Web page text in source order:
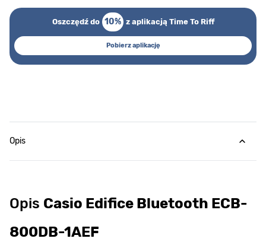
Oszczędź do 10% z aplikacją Time To Riff
Pobierz aplikację
Opis
Opis Casio Edifice Bluetooth ECB-
800DB-1AEF